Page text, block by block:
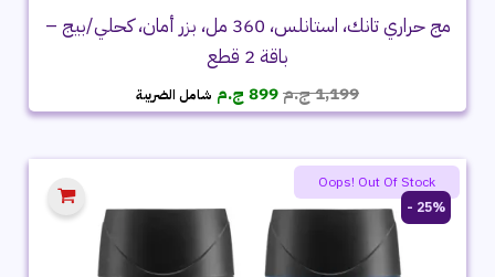
مج حراري تانك، استانلس، 360 مل، بزر أمان، كحلي/بيج –
باقة 2 قطع
1,199ج.مالسعر
الأصلي
1,199 ج.م.
899 ج.م السعر
الحالي
899 ج.م.
شامل الضريبة
25% -
Oops! Out Of Stock